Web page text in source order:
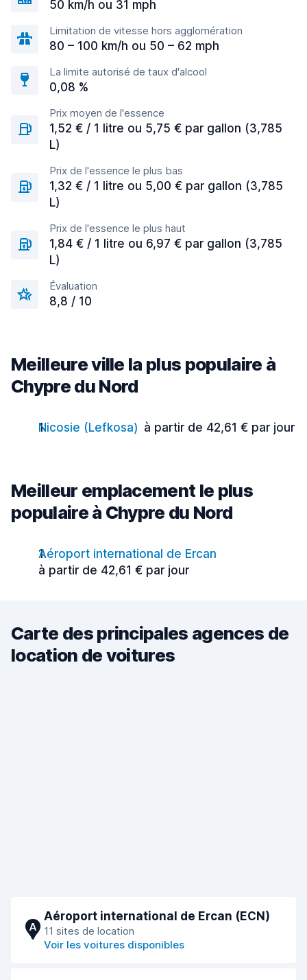
50 km/h ou 31 mph
Limitation de vitesse hors agglomération
80 – 100 km/h ou 50 – 62 mph
La limite autorisé de taux d'alcool
0,08 %
Prix moyen de l'essence
1,52 € / 1 litre ou 5,75 € par gallon (3,785
L)
Prix de l'essence le plus bas
1,32 € / 1 litre ou 5,00 € par gallon (3,785
L)
Prix de l'essence le plus haut
1,84 € / 1 litre ou 6,97 € par gallon (3,785
L)
Évaluation
8,8 / 10
Meilleure ville la plus populaire à
Chypre du Nord
Nicosie (Lefkosa) à partir de 42,61 € par jour
Meilleur emplacement le plus
populaire à Chypre du Nord
Aéroport international de Ercan
à partir de 42,61 € par jour
Carte des principales agences de
location de voitures
A
Aéroport international de Ercan (ECN)
11 sites de location
Voir les voitures disponibles